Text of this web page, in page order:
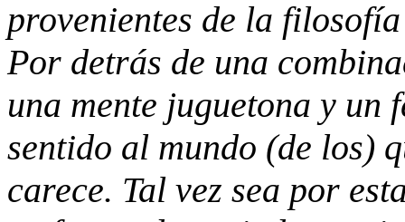
provenientes de la
Por detrás de una
una mente juguetona y un
sentido al mundo (de los)
carece. Tal vez sea por